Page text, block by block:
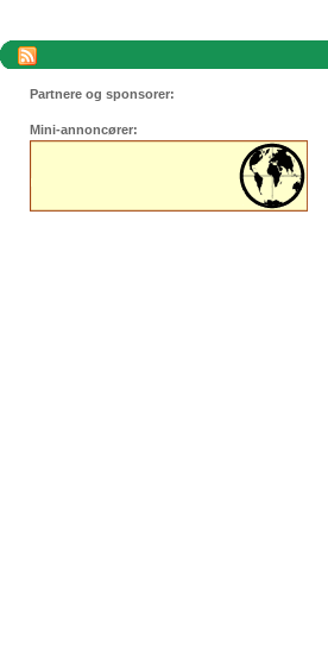
Partnere og sponsorer:
Mini-annoncører: